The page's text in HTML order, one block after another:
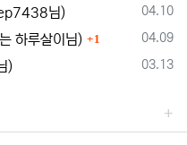
등록일
04.10
님)
등록일
04.09
하루살이님) 1
등록일
03.13
)